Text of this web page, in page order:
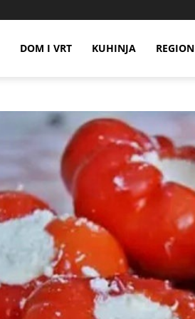
DOM I VRT KUHINJA REGION